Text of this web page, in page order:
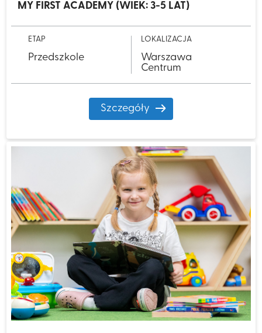
MY FIRST ACADEMY (WIEK: 3-5 LAT)
ETAP
Przedszkole
LOKALIZACJA
Warszawa
Centrum
Szczegóły